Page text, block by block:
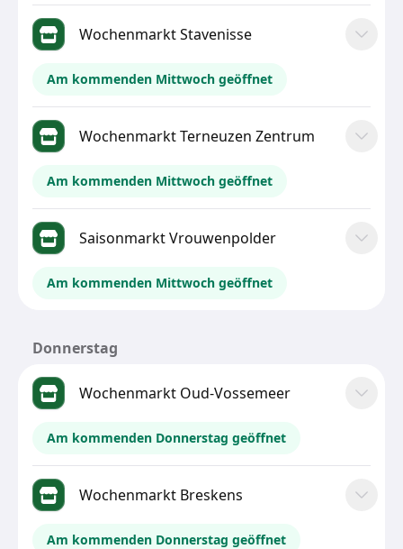
Wochenmarkt Stavenisse
Am kommenden Mittwoch geöffnet
Wochenmarkt Terneuzen Zentrum
Am kommenden Mittwoch geöffnet
Saisonmarkt Vrouwenpolder
Am kommenden Mittwoch geöffnet
Donnerstag
Wochenmarkt Oud-Vossemeer
Am kommenden Donnerstag geöffnet
Wochenmarkt Breskens
Am kommenden Donnerstag geöffnet